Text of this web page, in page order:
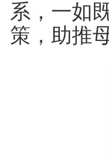
系，一如
策，助推